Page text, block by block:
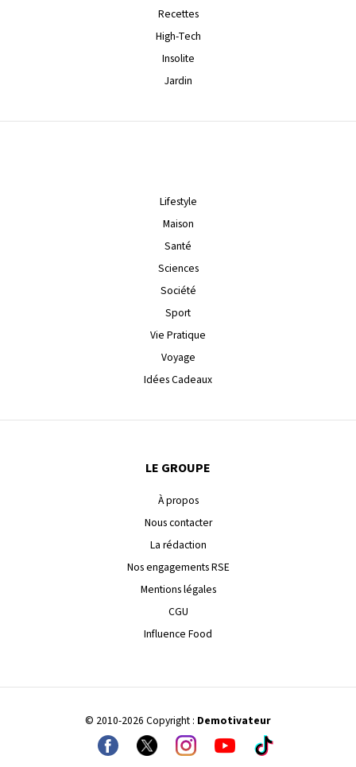
Recettes
High-Tech
Insolite
Jardin
Lifestyle
Maison
Santé
Sciences
Société
Sport
Vie Pratique
Voyage
Idées Cadeaux
LE GROUPE
À propos
Nous contacter
La rédaction
Nos engagements RSE
Mentions légales
CGU
Influence Food
© 2010-2026 Copyright : Demotivateur